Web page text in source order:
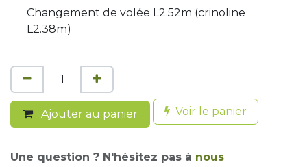
Changement de volée L2.52m (crinoline
L2.38m)
Ajouter au panier Voir le panier
Une question ? N'hésitez pas à nous